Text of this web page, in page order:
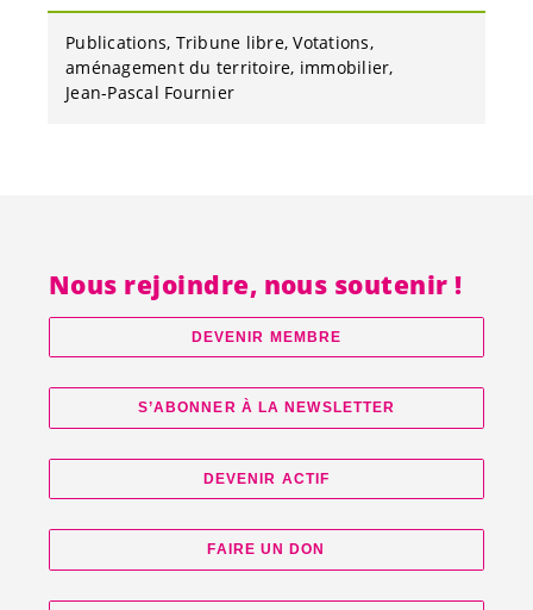
Publications Tribune libre Votations
aménagement du territoire immobilier
Jean-Pascal Fournier
Nous rejoindre, nous soutenir !
DEVENIR MEMBRE
S’ABONNER À LA NEWSLETTER
DEVENIR ACTIF
FAIRE UN DON